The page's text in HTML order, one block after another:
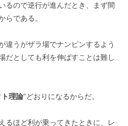
るので逆行が進んだとき、まず間
らである。
違うがザラ場でナンピンするよう
だとしても利を伸ばすことは難し
理論”どおりになるからだ。
るほど利が乗ってきたときに、レ